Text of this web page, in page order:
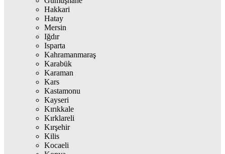
Hakkari
Hatay
Mersin
Iğdır
Isparta
Kahramanmaraş
Karabük
Karaman
Kars
Kastamonu
Kayseri
Kırıkkale
Kırklareli
Kırşehir
Kilis
Kocaeli